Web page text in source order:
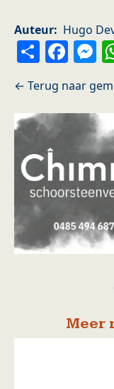
Auteur Hugo
Share
Meer